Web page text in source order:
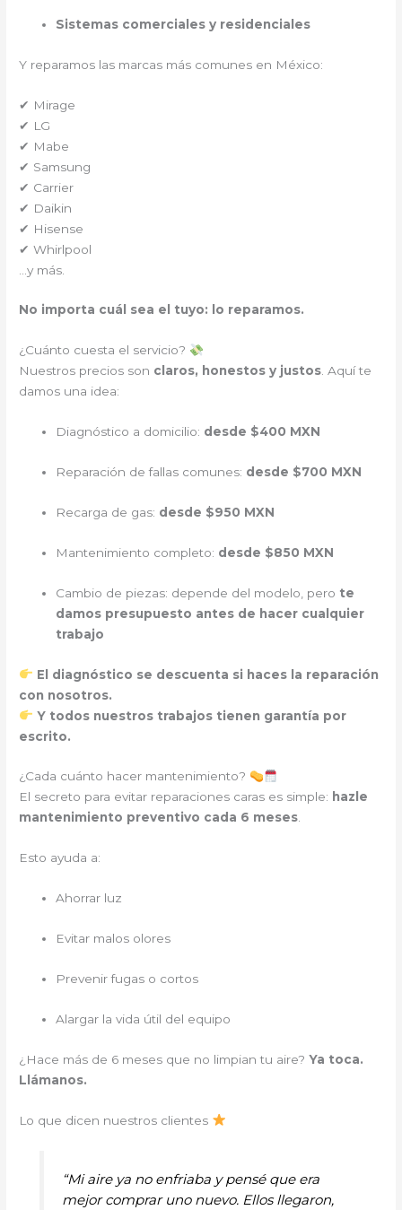
Sistemas comerciales y residenciales
Y reparamos las marcas más comunes en México:
✔ Mirage
✔ LG
✔ Mabe
✔ Samsung
✔ Carrier
✔ Daikin
✔ Hisense
✔ Whirlpool
…y más.
No importa cuál sea el tuyo: lo reparamos.
¿Cuánto cuesta el servicio?
Nuestros precios son claros, honestos y justos. Aquí te
damos una idea:
Diagnóstico a domicilio: desde $400 MXN
Reparación de fallas comunes: desde $700 MXN
Recarga de gas: desde $950 MXN
Mantenimiento completo: desde $850 MXN
Cambio de piezas: depende del modelo, pero te
damos presupuesto antes de hacer cualquier
trabajo
El diagnóstico se descuenta si haces la reparación
con nosotros.
Y todos nuestros trabajos tienen garantía por
escrito.
¿Cada cuánto hacer mantenimiento?
El secreto para evitar reparaciones caras es simple: hazle
mantenimiento preventivo cada 6 meses.
Esto ayuda a:
Ahorrar luz
Evitar malos olores
Prevenir fugas o cortos
Alargar la vida útil del equipo
¿Hace más de 6 meses que no limpian tu aire?Ya toca.
Llámanos.
Lo que dicen nuestros clientes
“Mi aire ya no enfriaba y pensé que era
mejor comprar uno nuevo. Ellos llegaron,